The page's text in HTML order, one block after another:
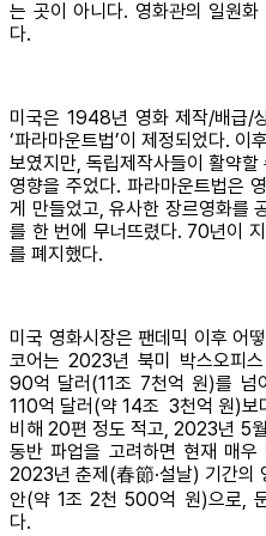
는 곳이 아니다. 영화관의 일원
다.
미국은 1948년 영화 제작/배급/
‘파라마운트법’이 제정되었다. 이
보였지만, 독립제작사들이 활약할
영향을 주었다. 파라마운트법은
게 만들었고, 유사한 장르영화를
를 한 번에 무너뜨렸다. 70년이
를 폐지했다.
미국 영화시장은 팬데믹 이후 어
코어는 2023년 북미 박스오피
90억 달러(11조 7천억 원)를 넘
110억 달러(약 14조 3천억 원)보
비해 20편 정도 적고, 2023년 5
동반 파업을 고려하면 현재 매
2023년 춘제(春節·설날) 기간의
안(약 1조 2천 500억 원)으로,
다.